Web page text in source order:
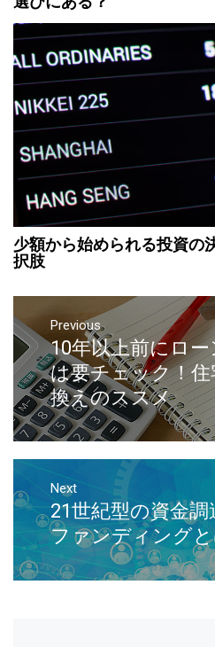
少額から始められる投資の
択肢
Previous
10年以上前にロー
は要チェック！
換えのススメ
Next
21世紀型の資金
ファンディング